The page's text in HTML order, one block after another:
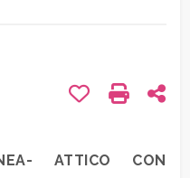
Stampa:
Preferiti: Cod.
ATTICO CON